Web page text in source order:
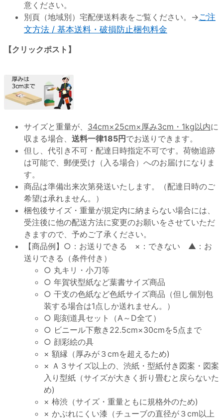
意ください。
別頁（地域別）宅配便送料表をご覧ください。→ご注
文方法 / 基本送料・破損防止梱包料金
【クリックポスト】
サイズと重量が、 34cm×25cm×厚み3cm・1kg以内に
収まる場合、 送料一律185円 でお送りできます。
但し、代引き不可・配達日時指定不可です。荷物追跡
は可能で、郵便受け（入る場合）へのお届けになりま
す。
商品は準備出来次第発送いたします。（配達日時のご
希望は承れません。）
梱包後サイズ・重量が規定内に納まらない場合には、
受注後に他の配送方法に変更のお願いをさせていただ
きますので、予めご了承ください。
【商品例】○：お送りできる ×：できない ▲：お
送りできる（条件付き）
○ 丸キリ・小刀等
○ 年賀状型紙など葉書サイズ商品
○ 干支の色紙など色紙サイズ商品（但し個別包
装する場合は1点しか送れません。）
○ 彫刻道具セット（A～D全て）
○ ビニール下敷き22.5cm×30cmを5点まで
○ 顔彩絵の具
× 額縁（厚みが３cmを超えるため)
× Ａ３サイズ以上の、渋紙・型紙付き図案・図案
入り型紙（サイズが大きく折り畳むと戻らないた
め)
× 柿渋（サイズ・重量ともに規格外のため)
× かぶれにくい漆（チューブの直径が３cm以上